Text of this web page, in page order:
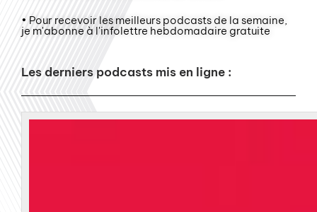
• Pour recevoir les meilleurs podcasts de la semaine,
je m'abonne à l'infolettre hebdomadaire gratuite
Les derniers podcasts mis en ligne :